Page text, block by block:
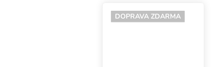
plochy 5.7 m2 se hodí
čtyři 600W výbojky.
DOPRAVA ZDARMA